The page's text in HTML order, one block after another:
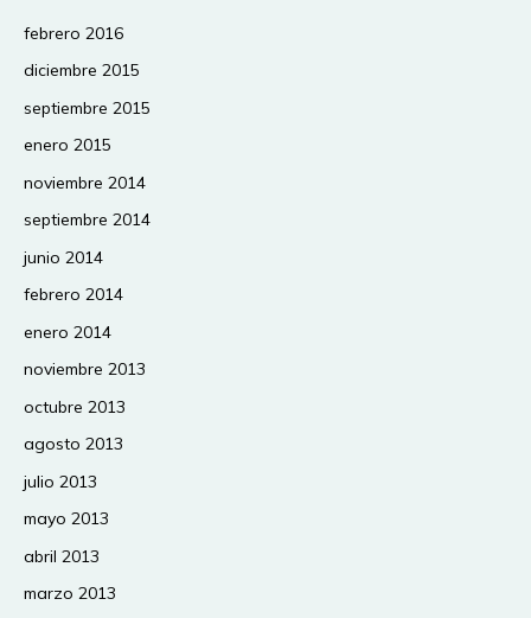
febrero 2016
diciembre 2015
septiembre 2015
enero 2015
noviembre 2014
septiembre 2014
junio 2014
febrero 2014
enero 2014
noviembre 2013
octubre 2013
agosto 2013
julio 2013
mayo 2013
abril 2013
marzo 2013